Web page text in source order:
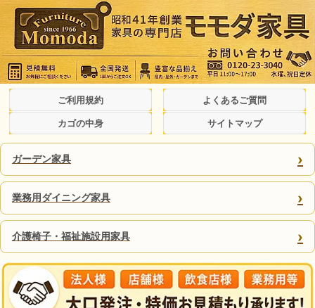
ご利用規約 よくあるご質問
カゴの中身 サイトマップ
ガーデン家具 ›
業務用ダイニング家具 ›
介護椅子・福祉施設用家具 ›